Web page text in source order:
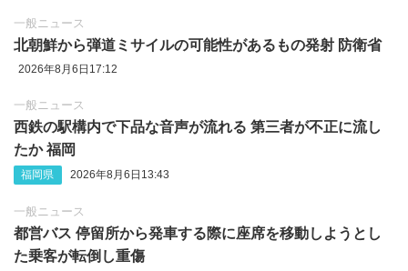
一般ニュース
北朝鮮から弾道ミサイルの可能性があるもの発射 防衛省
2026年8月6日17:12
一般ニュース
西鉄の駅構内で下品な音声が流れる 第三者が不正に流し
たか 福岡
福岡県 2026年8月6日13:43
一般ニュース
都営バス 停留所から発車する際に座席を移動しようとし
た乗客が転倒し重傷